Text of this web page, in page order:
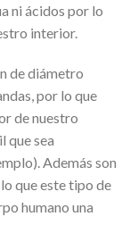
ni ácidos por lo
interior.
de diámetro
por lo que
de nuestro
que sea
Además son
que este tipo de
humano una